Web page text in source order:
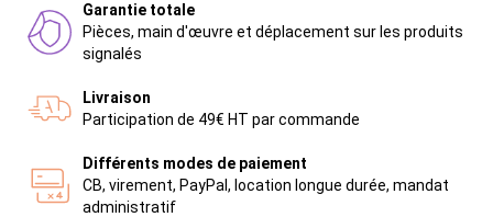
Garantie totale
Pièces, main d'œuvre et déplacement sur les produits
signalés
Livraison
Participation de 49€ HT par commande
Différents modes de paiement
CB, virement, PayPal, location longue durée, mandat
administratif